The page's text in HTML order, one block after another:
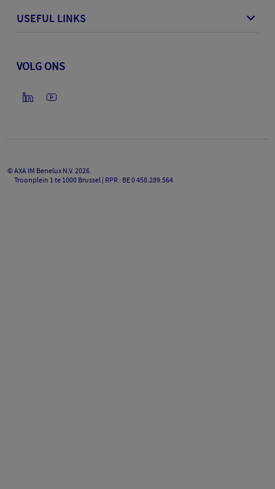
USEFUL LINKS
VOLG ONS
©AXA IM Benelux N.V.2026.
Troonplein 1 te 1000 Brussel | RPR : BE 0 458.289.564